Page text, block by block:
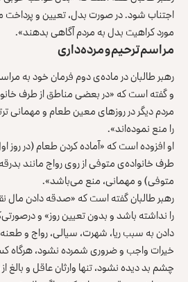
اجتناب شود. در صورت بدل، تعیین و
مورد کراهیت بدل به مردم آگاهی بدهند».
مراسم ترحیم و مرده‌داری
رهبر طالبان در ماده‌ی دوم فرمان خود به
و گفته است که «در بعضی مناطق از طرف
مردم دیگر در روزهای معین طعام و مهمانی
را منع نموده‌اند».
او افزوده است که «آماده کردن طعام (در روز
طرف خانواده‌ی متوفی از روی رواج مانند
متوفی) و مهمانی، منع می‌باشد».
رهبر طالبان گفته است که «صدقه دادن
را نداشته باشد و بدون تعیین روز» و
دادن به سبب ریا، شهرت، سیالی، رواج و
خیرات واجب و ضروری شمرده نشود، هرگاه
چشم بد دیده نشود، تنها وارثان عاقل و